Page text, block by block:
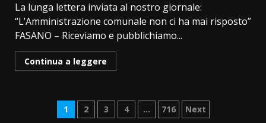
La lunga lettera inviata al nostro giornale:
“L’Amministrazione comunale non ci ha mai risposto”
FASANO – Riceviamo e pubblichiamo...
Continua a leggere
Paginazione
1 2 3 4 … 716 Next